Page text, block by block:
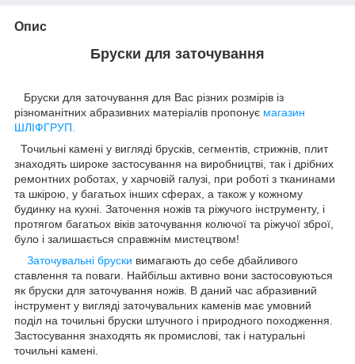
Опис
Бруски для заточування
Бруски для заточування для Вас різних розмірів із
різноманітних абразивних матеріалів пропонує магазин
ШЛІФГРУП.
Точильні камені у вигляді брусків, сегментів, стрижнів, плит
знаходять широке застосування на виробництві, так і дрібних
ремонтних роботах, у харчовій галузі, при роботі з тканинами
та шкірою, у багатьох інших сферах, а також у кожному
будинку на кухні. Заточення ножів та ріжучого інструменту, і
протягом багатьох віків заточування колючої та ріжучої зброї,
було і залишається справжнім мистецтвом!
Заточувальні бруски вимагають до себе дбайливого
ставлення та поваги. Найбільш активно вони застосовуються
як бруски для заточування ножів. В даний час абразивний
інструмент у вигляді заточувальних каменів має умовний
поділ на точильні бруски штучного і природного походження.
Застосування знаходять як промислові, так і натуральні
точильні камені.